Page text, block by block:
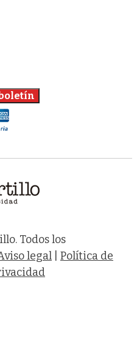
Todos los
legal
Política de